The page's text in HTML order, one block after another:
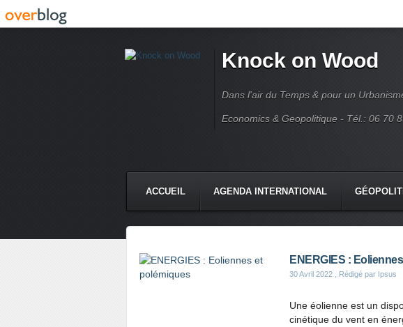
Knock on Wood
Dans l'air du Temps & pour un
Economics & Geopolitique - Tél.: 06 70
ACCUEIL AGENDA INTERNATIONAL
ENERGIES :
30 Avril 2022 , Rédigé par Ipsus
Une éolienne est un
cinétique du vent en